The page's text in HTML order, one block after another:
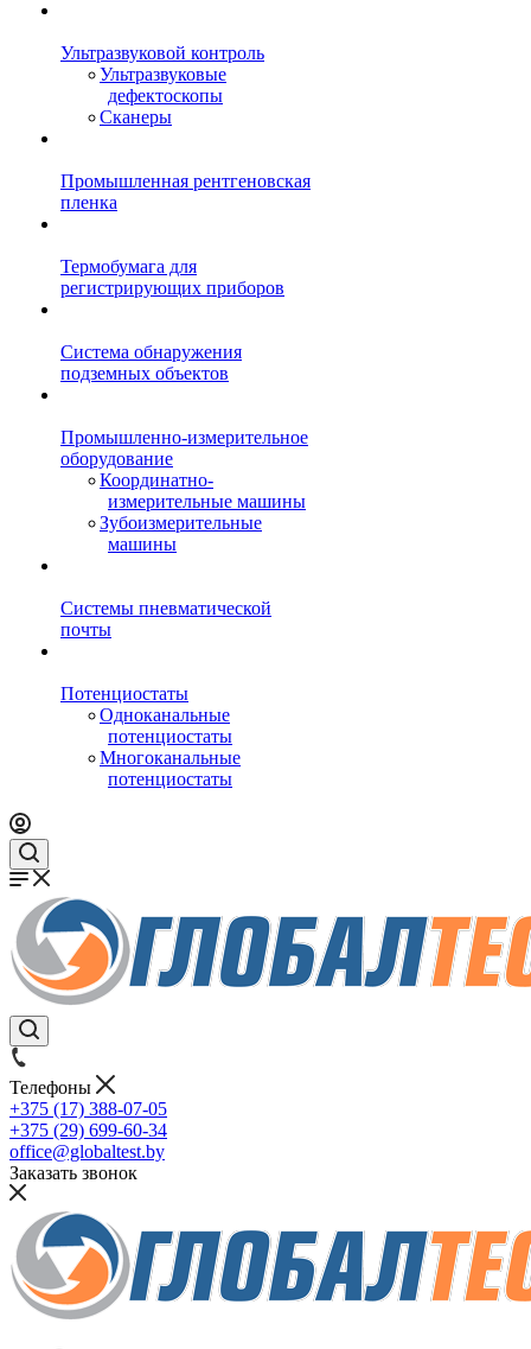
Ультразвуковой контроль
Ультразвуковые
дефектоскопы
Сканеры
Промышленная рентгеновская
пленка
Термобумага для
регистрирующих приборов
Система обнаружения
подземных объектов
Промышленно-измерительное
оборудование
Координатно-
измерительные машины
Зубоизмерительные
машины
Системы пневматической
почты
Потенциостаты
Одноканальные
потенциостаты
Многоканальные
потенциостаты
Телефоны
+375 (17) 388-07-05
+375 (29) 699-60-34
office@globaltest.by
Заказать звонок